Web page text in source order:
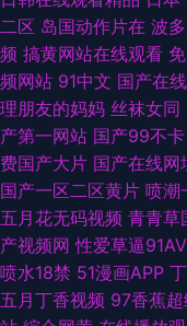
二区 岛国动作片在 波
频 搞黄网站在线观看
频网站 91中文 国产在
理朋友的妈妈 丝袜女同
产第一网站 国产99不卡
费国产大片 国产在线网
国产一区二区黄片 喷潮
五月花无码视频 青青草
产视频网 性爱草逼91AV
喷水18禁 51漫画APP
五月丁香视频 97香蕉